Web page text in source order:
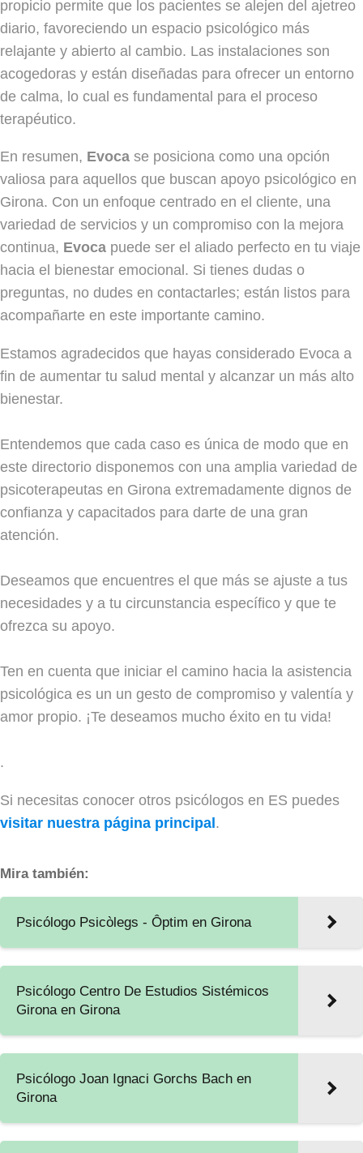
propicio permite que los pacientes se alejen del ajetreo
diario, favoreciendo un espacio psicológico más
relajante y abierto al cambio. Las instalaciones son
acogedoras y están diseñadas para ofrecer un entorno
de calma, lo cual es fundamental para el proceso
terapéutico.
En resumen, Evoca se posiciona como una opción
valiosa para aquellos que buscan apoyo psicológico en
Girona. Con un enfoque centrado en el cliente, una
variedad de servicios y un compromiso con la mejora
continua, Evoca puede ser el aliado perfecto en tu viaje
hacia el bienestar emocional. Si tienes dudas o
preguntas, no dudes en contactarles; están listos para
acompañarte en este importante camino.
Estamos agradecidos que hayas considerado Evoca a
fin de aumentar tu salud mental y alcanzar un más alto
bienestar.
Entendemos que cada caso es única de modo que en
este directorio disponemos con una amplia variedad de
psicoterapeutas en Girona extremadamente dignos de
confianza y capacitados para darte de una gran
atención.
Deseamos que encuentres el que más se ajuste a tus
necesidades y a tu circunstancia específico y que te
ofrezca su apoyo.
Ten en cuenta que iniciar el camino hacia la asistencia
psicológica es un un gesto de compromiso y valentía y
amor propio. ¡Te deseamos mucho éxito en tu vida!
.
Si necesitas conocer otros psicólogos en ES puedes
visitar nuestra página principal.
Mira también:
Psicólogo Psicòlegs - Ôptim en Girona
Psicólogo Centro De Estudios Sistémicos
Girona en Girona
Psicólogo Joan Ignaci Gorchs Bach en
Girona